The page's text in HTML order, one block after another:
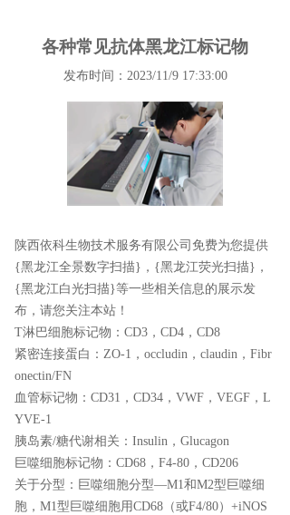
各种常见抗体黑龙江标记物
发布时间：2023/11/9 17:33:00
陕西依科生物技术服务有限公司免费为您提供
{黑龙江全景数字扫描} ，{黑龙江荧光扫描}，
{黑龙江白光扫描}等一些相关信息的展示发
布，请您关注本站！
T淋巴细胞标记物： CD3，CD4，CD8
紧密连接蛋白： ZO-1，occludin，claudin，Fibr
onectin/FN
血管标记物： CD31，CD34，VWF，VEGF，L
YVE-1
胰岛素/糖代谢相关： Insulin，Glucagon
巨噬细胞标记物： CD68，F4-80，CD206
关于分型 ：巨噬细胞分型—M1和M2型巨噬细
胞，M1型巨噬细胞用CD68（或F4/80）+iNOS